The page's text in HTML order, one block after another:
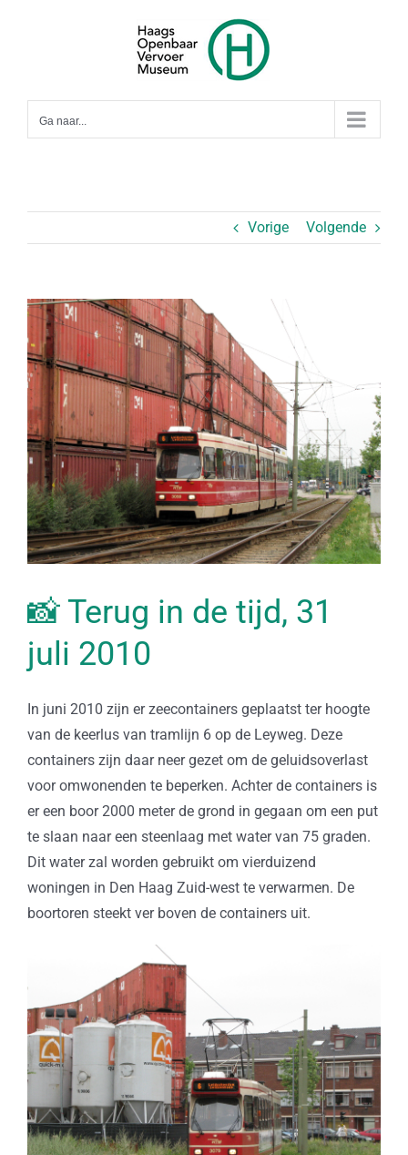
Ga naar...
Vorige Volgende
Bekijk
grotere
afbeelding
📸 Terug in de tijd, 31
juli 2010
In juni 2010 zijn er zeecontainers geplaatst ter hoogte
van de keerlus van tramlijn 6 op de Leyweg. Deze
containers zijn daar neer gezet om de geluidsoverlast
voor omwonenden te beperken. Achter de containers is
er een boor 2000 meter de grond in gegaan om een put
te slaan naar een steenlaag met water van 75 graden.
Dit water zal worden gebruikt om vierduizend
woningen in Den Haag Zuid-west te verwarmen. De
boortoren steekt ver boven de containers uit.